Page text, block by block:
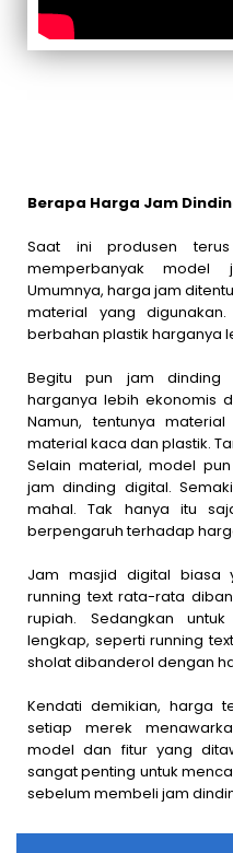
Berapa Harga Jam
Saat ini produsen
memperbanyak
Umumnya, harga jam
material yang
berbahan plastik harganya
Begitu pun jam dinding
harganya lebih ekonomis
Namun, tentunya
material kaca dan plastik.
Selain material, model
jam dinding digital.
mahal. Tak hanya itu
berpengaruh terhadap
Jam masjid digital biasa
running text rata-rata
rupiah. Sedangkan
lengkap, seperti running
sholat dibanderol dengan
Kendati demikian, harga
setiap merek
model dan fitur yang
sangat penting untuk
sebelum membeli jam